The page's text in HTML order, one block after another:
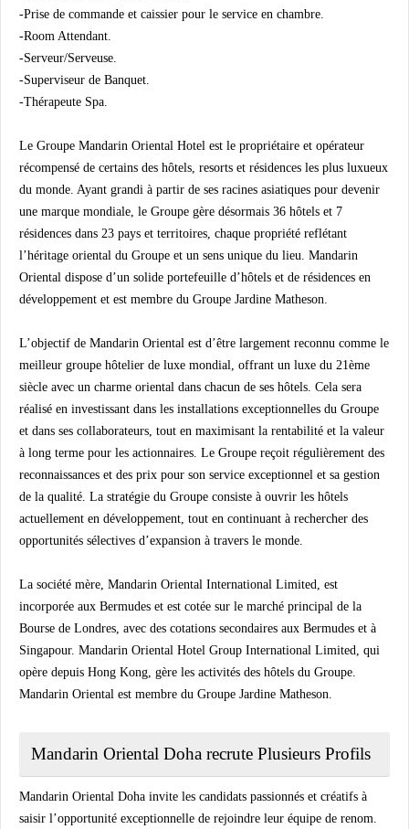
-Prise de commande et caissier pour le service en chambre.
-Room Attendant.
-Serveur/Serveuse.
-Superviseur de Banquet.
-Thérapeute Spa.
Le Groupe Mandarin Oriental Hotel est le propriétaire et opérateur
récompensé de certains des hôtels, resorts et résidences les plus luxueux
du monde. Ayant grandi à partir de ses racines asiatiques pour devenir
une marque mondiale, le Groupe gère désormais 36 hôtels et 7
résidences dans 23 pays et territoires, chaque propriété reflétant
l’héritage oriental du Groupe et un sens unique du lieu. Mandarin
Oriental dispose d’un solide portefeuille d’hôtels et de résidences en
développement et est membre du Groupe Jardine Matheson.
L’objectif de Mandarin Oriental est d’être largement reconnu comme le
meilleur groupe hôtelier de luxe mondial, offrant un luxe du 21ème
siècle avec un charme oriental dans chacun de ses hôtels. Cela sera
réalisé en investissant dans les installations exceptionnelles du Groupe
et dans ses collaborateurs, tout en maximisant la rentabilité et la valeur
à long terme pour les actionnaires. Le Groupe reçoit régulièrement des
reconnaissances et des prix pour son service exceptionnel et sa gestion
de la qualité. La stratégie du Groupe consiste à ouvrir les hôtels
actuellement en développement, tout en continuant à rechercher des
opportunités sélectives d’expansion à travers le monde.
La société mère, Mandarin Oriental International Limited, est
incorporée aux Bermudes et est cotée sur le marché principal de la
Bourse de Londres, avec des cotations secondaires aux Bermudes et à
Singapour. Mandarin Oriental Hotel Group International Limited, qui
opère depuis Hong Kong, gère les activités des hôtels du Groupe.
Mandarin Oriental est membre du Groupe Jardine Matheson.
Mandarin Oriental Doha recrute Plusieurs Profils
Mandarin Oriental Doha invite les candidats passionnés et créatifs à
saisir l’opportunité exceptionnelle de rejoindre leur équipe de renom.